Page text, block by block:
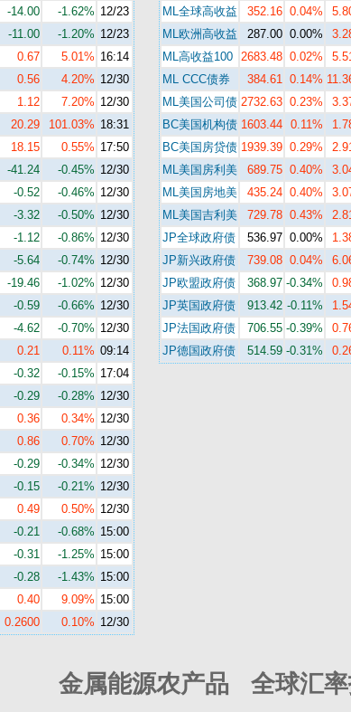
-14.00 -1.62% 12/23
-11.00 -1.20% 12/23
0.67 5.01% 16:14
0.56 4.20% 12/30
1.12 7.20% 12/30
20.29 101.03% 18:31
18.15 0.55% 17:50
-41.24 -0.45% 12/30
-0.52 -0.46% 12/30
-3.32 -0.50% 12/30
-1.12 -0.86% 12/30
-5.64 -0.74% 12/30
-19.46 -1.02% 12/30
-0.59 -0.66% 12/30
-4.62 -0.70% 12/30
0.21 0.11% 09:14
-0.32 -0.15% 17:04
-0.29 -0.28% 12/30
0.36 0.34% 12/30
0.86 0.70% 12/30
-0.29 -0.34% 12/30
-0.15 -0.21% 12/30
0.49 0.50% 12/30
-0.21 -0.68% 15:00
-0.31 -1.25% 15:00
-0.28 -1.43% 15:00
0.40 9.09% 15:00
0.2600 0.10% 12/30
ML全球高收益
352.16 0.04%
ML欧洲高收益
287.00 0.00%
ML高收益100
2683.48 0.02%
ML CCC债券
384.61 0.14%
ML美国公司债 2732.63 0.23%
BC美国机构债 1603.44 0.11%
BC美国房贷债 1939.39 0.29%
ML美国房利美
689.75 0.40%
ML美国房地美
435.24 0.40%
ML美国吉利美
729.78 0.43%
JP全球政府债
536.97 0.00%
JP新兴政府债
739.08 0.04%
JP欧盟政府债
368.97 -0.34%
JP英国政府债
913.42 -0.11%
JP法国政府债
706.55 -0.39%
JP德国政府债
514.59 -0.31%
金属能源农产品 全球汇